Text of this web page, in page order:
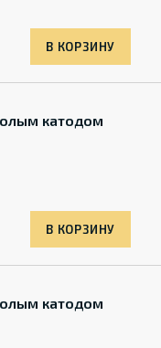
В КОРЗИНУ
катодом
В КОРЗИНУ
катодом